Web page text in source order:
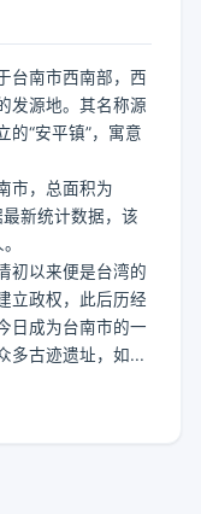
台南市西南部，西
发源地。其名称源
的“安平镇”，寓意
市，总面积为
新统计数据，该
初以来便是台湾的
立政权，此后历经
日成为台南市的一
多古迹遗址，如...